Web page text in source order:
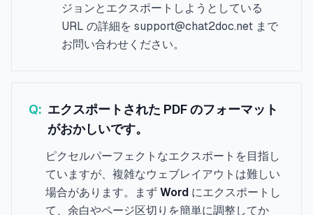
ジョンとエクスポートしようとしている
URL の詳細を support@chat2doc.net まで
お問い合わせください。
Q: エクスポートされた PDF のフォーマット
がおかしいです。
ピクセルパーフェクトなエクスポートを目指し
ていますが、複雑なウェブレイアウトは難しい
場合があります。まずWord にエクスポートし
て、余白やページ区切りを簡単に調整してか